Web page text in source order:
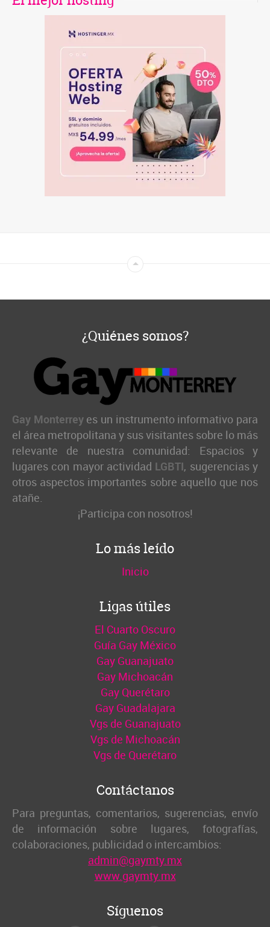
¿Quiénes somos?
Gay Monterreyes un instrumento informativo para
el área metropolitana y sus visitantes sobre lo más
relevante de nuestra comunidad: Espacios y
lugares con mayor actividad LGBTI, sugerencias y
otros aspectos importantes sobre aquello que nos
atañe.
¡Participa con nosotros!
Lo más leído
Inicio
Ligas útiles
El Cuarto Oscuro
Guía Gay México
Gay Guanajuato
Gay Michoacán
Gay Querétaro
Gay Guadalajara
Vgs de Guanajuato
Vgs de Michoacán
Vgs de Querétaro
Contáctanos
Para preguntas, comentarios, sugerencias, envío
de información sobre lugares, fotografías,
colaboraciones, publicidad o intercambios:
admin@gaymty.mx
www.gaymty.mx
Síguenos